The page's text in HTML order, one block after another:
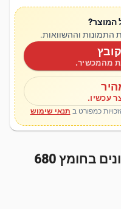
המוצר?
התמונות וההשוואות.
מהמכשיר.
עכשיו.
כמפורט ב תנאי שימוש
האופה קורנישיונים מלפפונים בחומץ 680